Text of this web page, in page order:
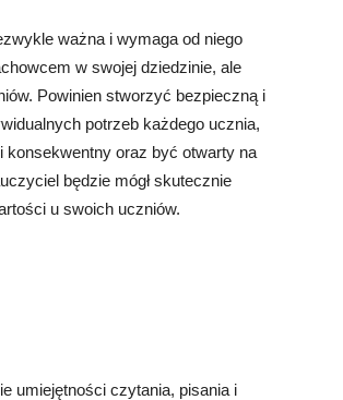
ważna i wymaga od niego
w swojej dziedzinie, ale
Powinien stworzyć bezpieczną i
potrzeb każdego ucznia,
oraz być otwarty na
będzie mógł skutecznie
u swoich uczniów.
umiejętności czytania, pisania i